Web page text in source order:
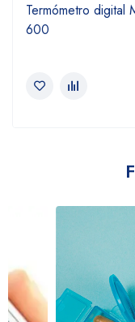
Termómetro digital
600